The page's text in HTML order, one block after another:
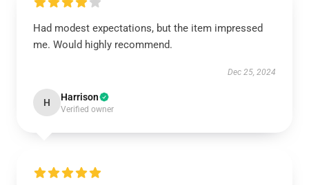
Had modest expectations, but the item impressed
me. Would highly recommend.
Dec 25, 2024
H Harrison
Verified owner